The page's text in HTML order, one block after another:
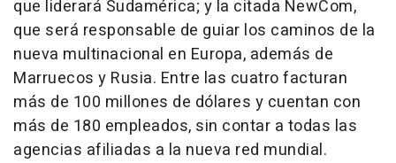
que liderará Sudamérica; y la citada NewCom,
que será responsable de guiar los caminos de la
nueva multinacional en Europa, además de
Marruecos y Rusia. Entre las cuatro facturan
más de 100 millones de dólares y cuentan con
más de 180 empleados, sin contar a todas las
agencias afiliadas a la nueva red mundial.